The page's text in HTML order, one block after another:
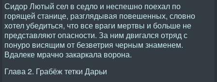
Сидор Лютый сел в седло и неспешно поехал по
горящей станице, разглядывая повешенных, словно
хотел убедиться, что все враги мертвы и больше не
представляют опасности. За ним двигался отряд с
понуро висящим от безветрия черным знаменем.
Вдалеке мрачно закаркала ворона.
Глава 2. Грабёж тетки Дарьи